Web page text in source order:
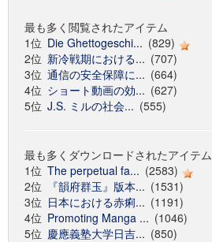
最も多く閲覧されたアイテム
1位 Die Ghettogeschi... (829)
2位 新冷戦期における... (707)
3位 通信の安全保障に... (664)
4位 ショート動画の効... (627)
5位 J.S. ミルの社会... (555)
最も多くダウンロードされたアイテム
1位 The perpetual fa... (2583)
2位
『韻府群玉』版本... (1531)
3位 日本における赤痢... (1191)
4位 Promoting Manga ... (1046)
5位 慶應義塾大学日吉... (850)